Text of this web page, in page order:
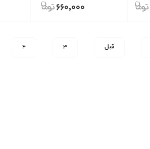
660,000
قبل 3
4